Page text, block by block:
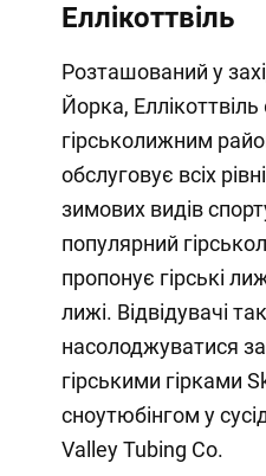
Еллікоттвіль
Розташований у
Йорка,
гірськолижним
обслуговує всіх
зимових видів
популярний
пропонує гірські
лижі. Відвідувачі
насолоджуватися
гірськими гірками
сноутюбінгом у
Valley Tubing Co.